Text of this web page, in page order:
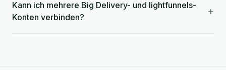
Kann ich mehrere Big Delivery- und lightfunnels-
Konten verbinden?
+